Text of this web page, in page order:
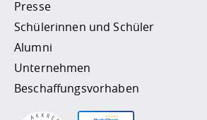
Presse
Schülerinnen und Schüler
Alumni
Unternehmen
Beschaffungsvorhaben